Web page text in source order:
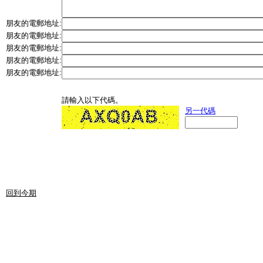
朋友的電郵地址:
朋友的電郵地址:
朋友的電郵地址:
朋友的電郵地址:
朋友的電郵地址:
請輸入以下代碼。
另一代碼
回到今期